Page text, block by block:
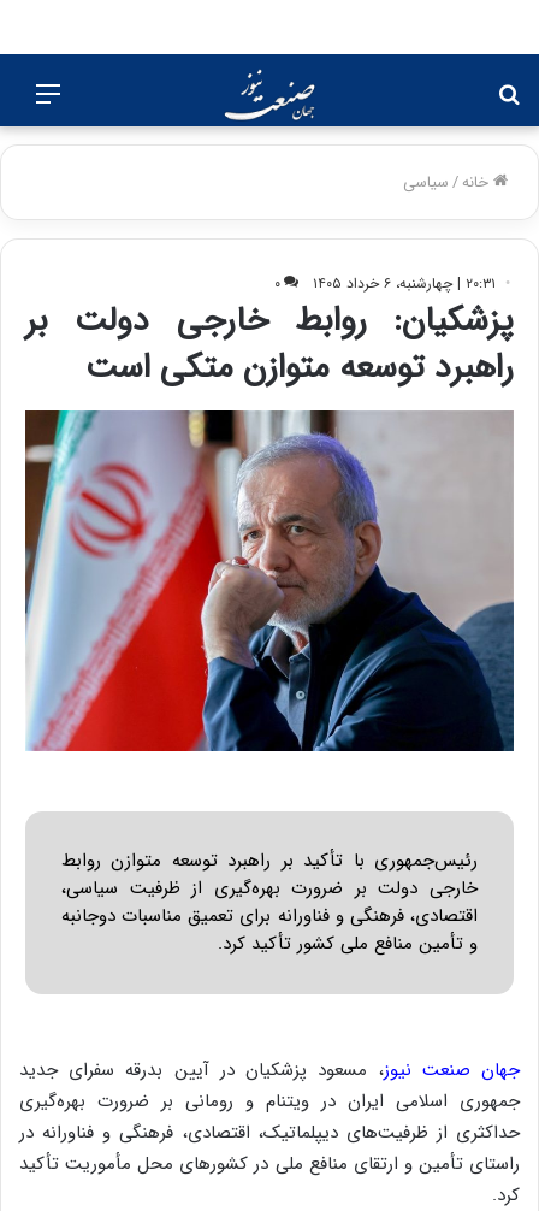
برای
خانه/سیاسی
۲۰:۳۱ | چهارشنبه، ۶ خرداد ۱۴۰۵ ۰
پزشکیان: روابط خارجی دولت بر
راهبرد توسعه متوازن متکی است
رئیس‌جمهوری با تأکید بر راهبرد توسعه متوازن روابط
خارجی دولت بر ضرورت بهره‌گیری از ظرفیت‌ سیاسی،
اقتصادی، فرهنگی و فناورانه برای تعمیق مناسبات دوجانبه
و تأمین منافع ملی کشور تأکید کرد.
جهان صنعت نیوز، مسعود پزشکیان در آیین بدرقه سفرای جدید
جمهوری اسلامی ایران در ویتنام و رومانی بر ضرورت بهره‌گیری
حداکثری از ظرفیت‌های دیپلماتیک، اقتصادی، فرهنگی و فناورانه در
راستای تأمین و ارتقای منافع ملی در کشورهای محل مأموریت تأکید
کرد.